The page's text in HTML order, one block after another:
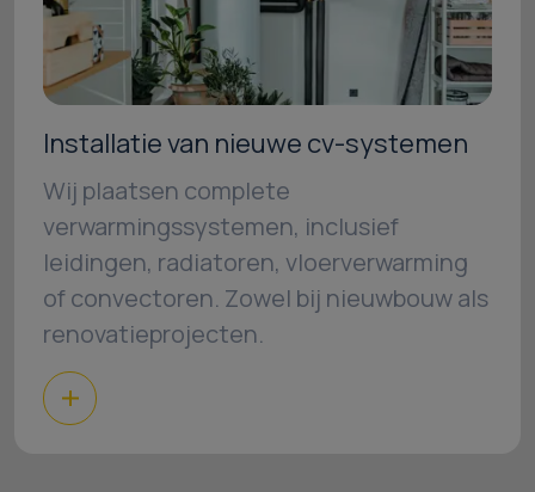
Installatie van nieuwe cv-systemen
Wij plaatsen complete
verwarmingssystemen, inclusief
leidingen, radiatoren, vloerverwarming
of convectoren. Zowel bij nieuwbouw als
renovatieprojecten.
Contacteer ons vrijblijvend